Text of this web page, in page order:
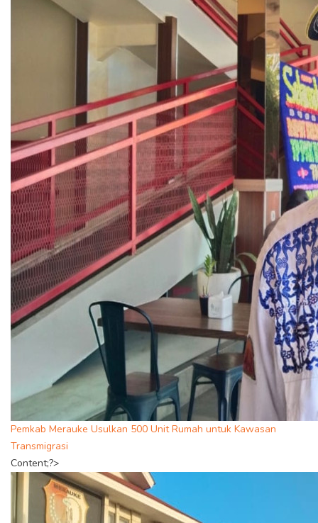
Pemkab Merauke Usulkan 500 Unit Rumah untuk Kawasan
Transmigrasi
Content;?>